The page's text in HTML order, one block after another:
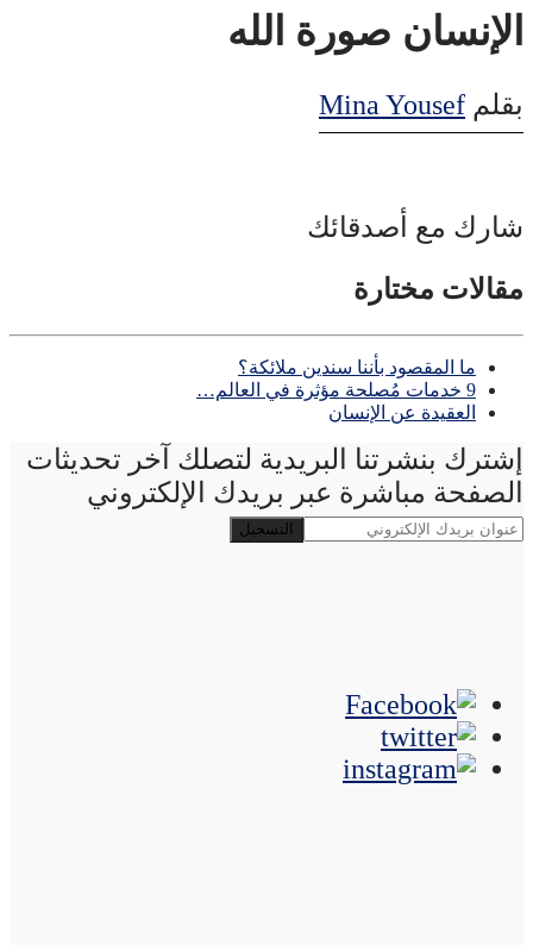
الإنسان صورة الله
بقلم Mina Yousef
شارك مع أصدقائك
مقالات مختارة
ما المقصود بأننا سندين ملائكة؟
9 خدمات مُصلحة مؤثرة في العالم…
العقيدة عن الإنسان
إشترك بنشرتنا البريدية لتصلك آخر تحديثات
الصفحة مباشرة عبر بريدك الإلكتروني